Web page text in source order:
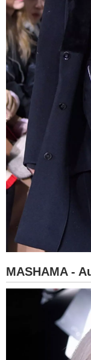
MASHAMA -